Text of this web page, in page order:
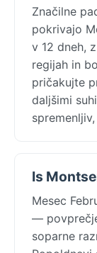
Značilne
pokrivajo
v 12 dneh,
regijah in
pričakujte
daljšimi
Is
Mesec
—
soparne